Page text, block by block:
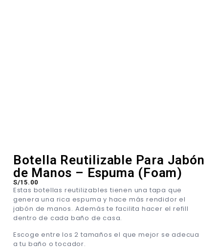
Botella Reutilizable Para Jabón
de Manos – Espuma (Foam)
S/15.00
Estas botellas reutilizables tienen una tapa que
genera una rica espuma y hace más rendidor el
jabón de manos. Además te facilita hacer el refill
dentro de cada baño de casa.
Escoge entre los 2 tamaños el que mejor se adecua
a tu baño o tocador.